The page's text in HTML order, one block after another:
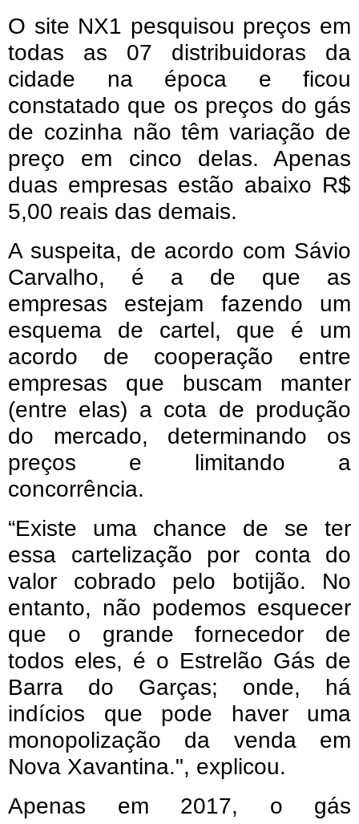
O site NX1 pesquisou preços em
todas as 07 distribuidoras da
cidade na época e ficou
constatado que os preços do gás
de cozinha não têm variação de
preço em cinco delas. Apenas
duas empresas estão abaixo R$
5,00 reais das demais.
A suspeita, de acordo com Sávio
Carvalho, é a de que as
empresas estejam fazendo um
esquema de cartel, que é um
acordo de cooperação entre
empresas que buscam manter
(entre elas) a cota de produção
do mercado, determinando os
preços e limitando a
concorrência.
“Existe uma chance de se ter
essa cartelização por conta do
valor cobrado pelo botijão. No
entanto, não podemos esquecer
que o grande fornecedor de
todos eles, é o Estrelão Gás de
Barra do Garças; onde, há
indícios que pode haver uma
monopolização da venda em
Nova Xavantina.", explicou.
Apenas em 2017, o gás